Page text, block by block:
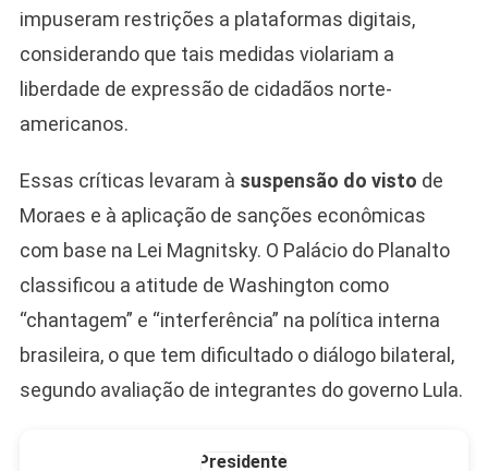
impuseram restrições a plataformas digitais,
considerando que tais medidas violariam a
liberdade de expressão de cidadãos norte-
americanos.
Essas críticas levaram à suspensão do visto de
Moraes e à aplicação de sanções econômicas
com base na Lei Magnitsky. O Palácio do Planalto
classificou a atitude de Washington como
“chantagem” e “interferência” na política interna
brasileira, o que tem dificultado o diálogo bilateral,
segundo avaliação de integrantes do governo Lula.
Camiseta Camisa
2026 Pátria Brasil 6 X
Ver no MERCADO
LIVRE
Presidente Porcelana